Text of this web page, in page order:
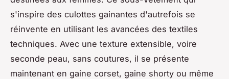
s'inspire des culottes gainantes d'autrefois se
réinvente en utilisant les avancées des textiles
techniques. Avec une texture extensible, voire
seconde peau, sans coutures, il se présente
maintenant en gaine corset, gaine shorty ou même